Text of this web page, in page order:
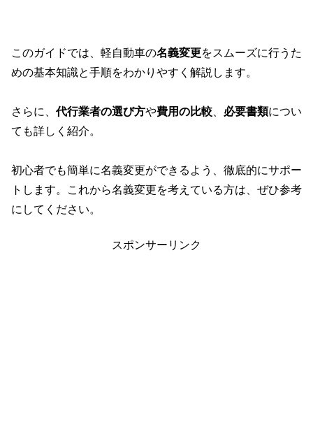
このガイドでは、軽自動車の名義変更をスムーズに行うた
めの基本知識と手順をわかりやすく解説します。
さらに、代行業者の選び方や費用の比較 必要書類につい
ても詳しく紹介。
初心者でも簡単に名義変更ができるよう、徹底的にサポー
トします。これから名義変更を考えている方は、ぜひ参考
にしてください。
スポンサーリンク